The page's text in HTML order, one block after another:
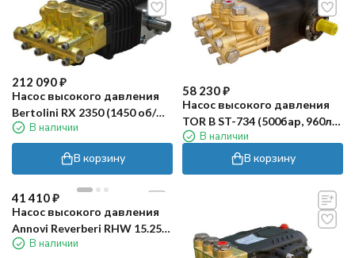
212 090₽
Насос высокого давления
Bertolini RX 2350 (1450 об/
мин)В наличии
В корзину
58 230₽
Насос высокого давления
TOR B ST-734 (500бар, 960л/
ч) В наличии
В корзину
41 410₽
Насос высокого давления
Annovi Reverberi RHW 15.25H
N DX (250бар, 15л/мин,
В наличии